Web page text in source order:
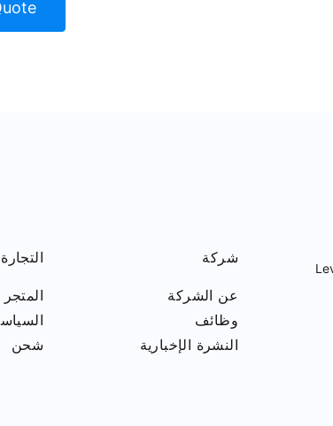
شركة
عن الشركة
وظائف
النشرة الإخبارية
المتجر
شحن